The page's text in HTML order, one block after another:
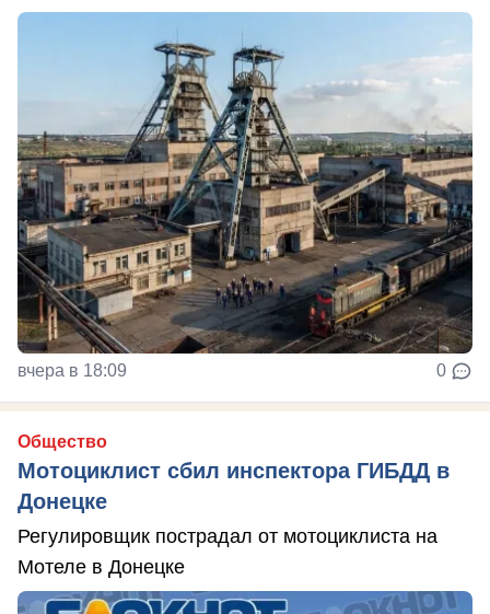
вчера в 18:09 0
Общество
Мотоциклист сбил инспектора ГИБДД в
Донецке
Регулировщик пострадал от мотоциклиста на
Мотеле в Донецке